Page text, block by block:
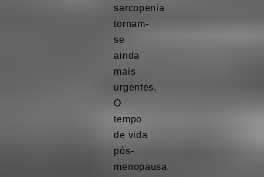
sarcopenia
tornam-
se
ainda
mais
urgentes.
O
tempo
de vida
pós-
menopausa